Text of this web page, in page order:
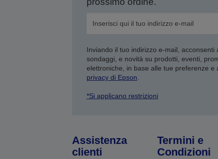
Inviando il tuo indirizzo e-mail,
sondaggi, e novità su prodotti, eventi,
elettroniche, in base alle tue preferenze e
privacy di Epson.
*Si applicano restrizioni
Assistenza
clienti
Termini e
Condizioni